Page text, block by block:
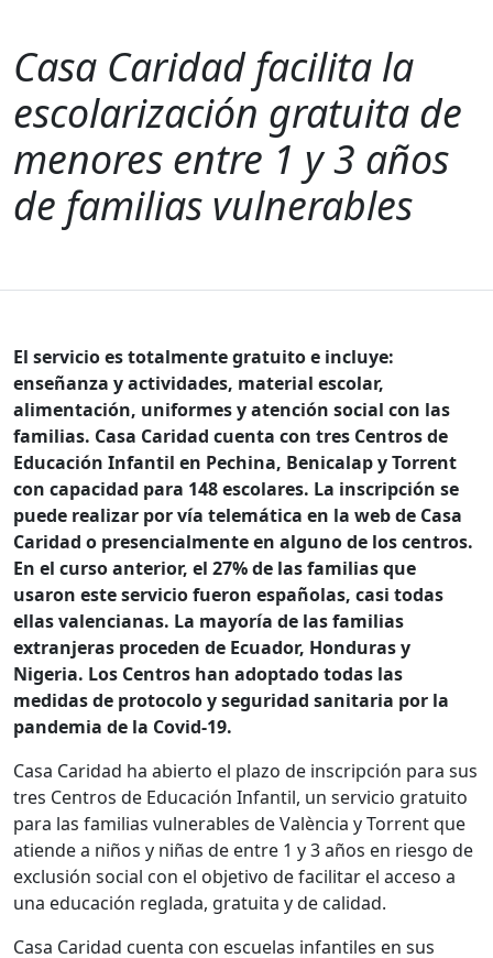
Casa Caridad facilita la
escolarización gratuita de
menores entre 1 y 3 años
de familias vulnerables
El servicio es totalmente gratuito e incluye:
enseñanza y actividades, material escolar,
alimentación, uniformes y atención social con las
familias. Casa Caridad cuenta con tres Centros de
Educación Infantil en Pechina, Benicalap y Torrent
con capacidad para 148 escolares. La inscripción se
puede realizar por vía telemática en la web de Casa
Caridad o presencialmente en alguno de los centros.
En el curso anterior, el 27% de las familias que
usaron este servicio fueron españolas, casi todas
ellas valencianas. La mayoría de las familias
extranjeras proceden de Ecuador, Honduras y
Nigeria. Los Centros han adoptado todas las
medidas de protocolo y seguridad sanitaria por la
pandemia de la Covid-19.
Casa Caridad ha abierto el plazo de inscripción para sus
tres Centros de Educación Infantil, un servicio gratuito
para las familias vulnerables de València y Torrent que
atiende a niños y niñas de entre 1 y 3 años en riesgo de
exclusión social con el objetivo de facilitar el acceso a
una educación reglada, gratuita y de calidad.
Casa Caridad cuenta con escuelas infantiles en sus